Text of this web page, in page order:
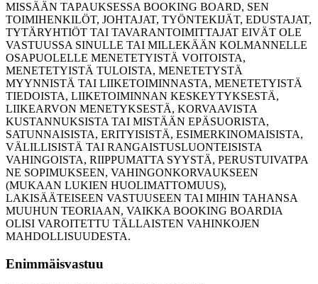
MISSÄÄN TAPAUKSESSA BOOKING BOARD, SEN
TOIMIHENKILÖT, JOHTAJAT, TYÖNTEKIJÄT, EDUSTAJAT,
TYTÄRYHTIÖT TAI TAVARANTOIMITTAJAT EIVÄT OLE
VASTUUSSA SINULLE TAI MILLEKÄÄN KOLMANNELLE
OSAPUOLELLE MENETETYISTÄ VOITOISTA,
MENETETYISTÄ TULOISTA, MENETETYSTÄ
MYYNNISTÄ TAI LIIKETOIMINNASTA, MENETETYISTÄ
TIEDOISTA, LIIKETOIMINNAN KESKEYTYKSESTÄ,
LIIKEARVON MENETYKSESTÄ, KORVAAVISTA
KUSTANNUKSISTA TAI MISTÄÄN EPÄSUORISTA,
SATUNNAISISTA, ERITYISISTÄ, ESIMERKINOMAISISTA,
VÄLILLISISTÄ TAI RANGAISTUSLUONTEISISTA
VAHINGOISTA, RIIPPUMATTA SYYSTÄ, PERUSTUIVATPA
NE SOPIMUKSEEN, VAHINGONKORVAUKSEEN
(MUKAAN LUKIEN HUOLIMATTOMUUS),
LAKISÄÄTEISEEN VASTUUSEEN TAI MIHIN TAHANSA
MUUHUN TEORIAAN, VAIKKA BOOKING BOARDIA
OLISI VAROITETTU TÄLLAISTEN VAHINKOJEN
MAHDOLLISUUDESTA.
Enimmäisvastuu